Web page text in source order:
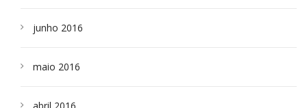
junho 2016
maio 2016